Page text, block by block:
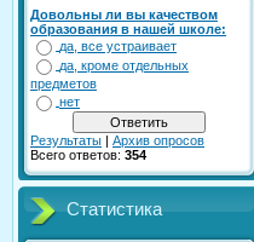
Довольны ли вы качеством
образования в нашей школе:
да, все устраивает
да, кроме отдельных
предметов
нет
Результаты | Архив опросов
Всего ответов: 354
Статистика